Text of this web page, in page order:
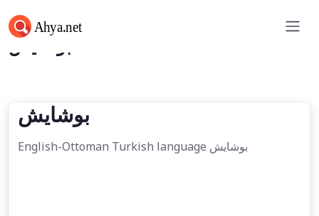
بوشايش
بوشايش
English-Ottoman Turkish language بوشايش